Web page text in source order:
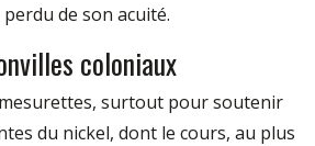
de son acuité.
coloniaux
surtout pour soutenir
du nickel, dont le cours, au plus